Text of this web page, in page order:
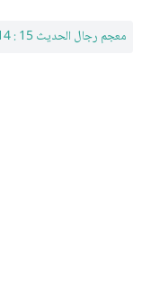
معجم رجال الحديث 15 : 314